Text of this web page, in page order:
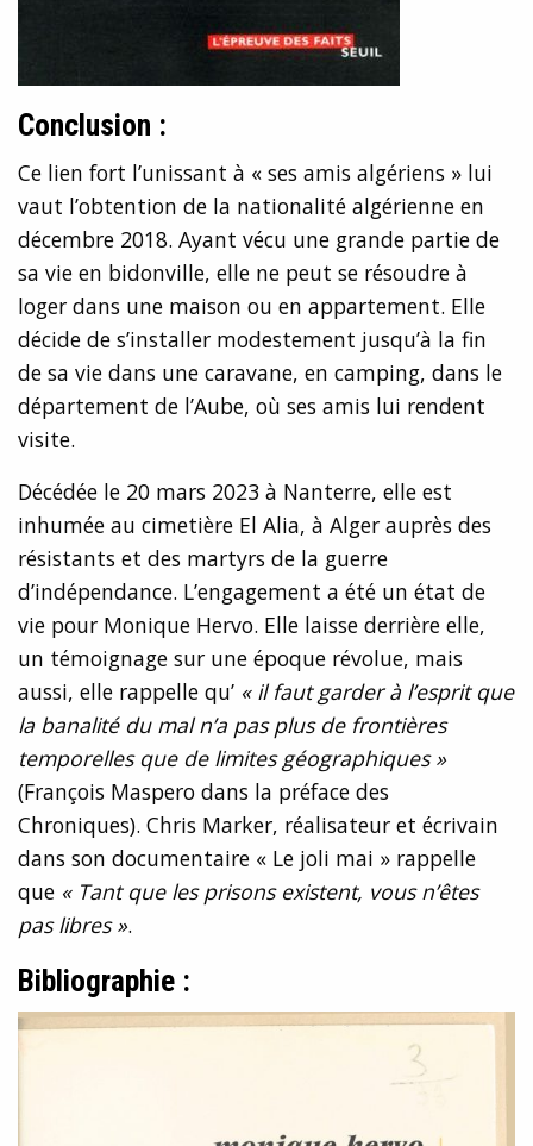
Conclusion :
Ce lien fort l’unissant à « ses amis algériens » lui
vaut l’obtention de la nationalité algérienne en
décembre 2018. Ayant vécu une grande partie de
sa vie en bidonville, elle ne peut se résoudre à
loger dans une maison ou en appartement. Elle
décide de s’installer modestement jusqu’à la fin
de sa vie dans une caravane, en camping, dans le
département de l’Aube, où ses amis lui rendent
visite.
Décédée le 20 mars 2023 à Nanterre, elle est
inhumée au cimetière El Alia, à Alger auprès des
résistants et des martyrs de la guerre
d’indépendance. L’engagement a été un état de
vie pour Monique Hervo. Elle laisse derrière elle,
un témoignage sur une époque révolue, mais
aussi, elle rappelle qu’ « il faut garder à l’esprit que
la banalité du mal n’a pas plus de frontières
temporelles que de limites géographiques »
(François Maspero dans la préface des
Chroniques). Chris Marker, réalisateur et écrivain
dans son documentaire « Le joli mai » rappelle
que « Tant que les prisons existent, vous n’êtes
pas libres ».
Bibliographie :